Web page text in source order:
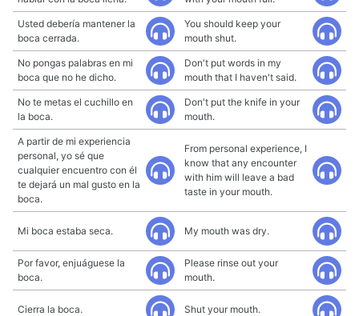
Usted debería mantener la
boca cerrada.
You should keep your
mouth shut.
No pongas palabras en mi
boca que no he dicho.
Don't put words in my
mouth that I haven't said.
No te metas el cuchillo en
la boca.
Don't put the knife in your
mouth.
A partir de mi experiencia
personal, yo sé que
cualquier encuentro con él
te dejará un mal gusto en la
boca.
From personal experience, I
know that any encounter
with him will leave a bad
taste in your mouth.
Mi boca estaba seca. My mouth was dry.
Por favor, enjuáguese la
boca.
Please rinse out your
mouth.
Cierra la boca. Shut your mouth.